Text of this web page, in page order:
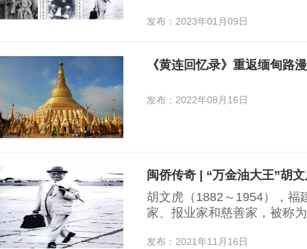
用。他们有爱国爱乡爱同胞
系。
发布：2023年01月09日
《黄连回忆录》重返缅甸路
发布：2022年08月16日
闽侨传奇 | “万金油大王”胡
胡文虎（1882～1954），福
家、报业家和慈善家，被称
自企业发展后，……
发布：2021年11月16日